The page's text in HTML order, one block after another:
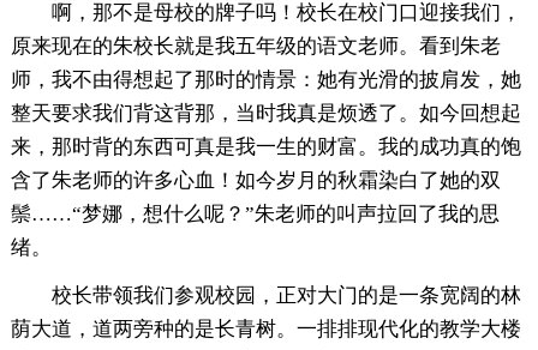
啊，那不是母校的牌子吗！校长在校门口迎接我们，
原来现在的朱校长就是我五年级的语文老师。看到朱老
师，我不由得想起了那时的情景：她有光滑的披肩发，她
整天要求我们背这背那，当时我真是烦透了。如今回想起
来，那时背的东西可真是我一生的财富。我的成功真的饱
含了朱老师的许多心血！如今岁月的秋霜染白了她的双
鬃……“梦娜，想什么呢？”朱老师的叫声拉回了我的思
绪。
校长带领我们参观校园，正对大门的是一条宽阔的林
荫大道，道两旁种的是长青树。一排排现代化的教学大楼